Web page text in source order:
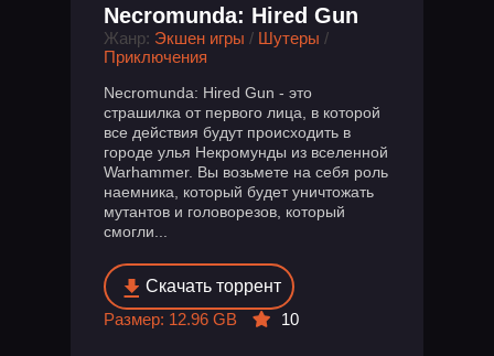
Necromunda: Hired Gun
Жанр: Экшен игры / Шутеры /
Приключения
Necromunda: Hired Gun - это
страшилка от первого лица, в которой
все действия будут происходить в
городе улья Некромунды из вселенной
Warhammer. Вы возьмете на себя роль
наемника, который будет уничтожать
мутантов и головорезов, который
смогли...
Скачать торрент
Размер: 12.96 GB
10